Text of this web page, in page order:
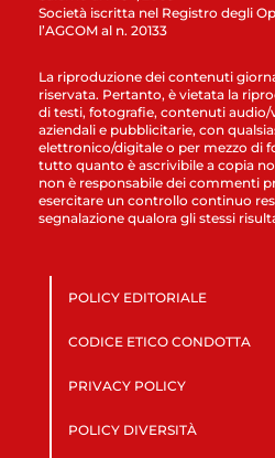
Società iscritta nel Registro degli
l’AGCOM al n. 20133
La riproduzione dei contenuti
riservata. Pertanto, è vietata la
di testi, fotografie, contenuti
aziendali e pubblicitarie, con
elettronico/digitale o per mezzo di
tutto quanto è ascrivibile a copia
non è responsabile dei commenti
esercitare un controllo continuo
segnalazione qualora gli stessi
POLICY EDITORIALE
CODICE ETICO CONDOTTA
PRIVACY POLICY
POLICY DIVERSITÀ